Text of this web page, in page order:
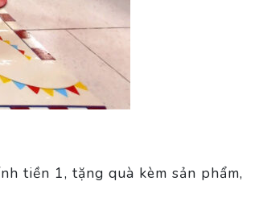
tiền 1, tặng quà kèm sản phẩm,